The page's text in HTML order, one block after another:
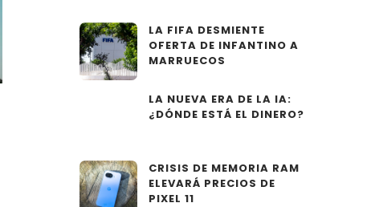
LA FIFA DESMIENTE
OFERTA DE INFANTINO A
MARRUECOS
LA NUEVA ERA DE LA IA:
¿DÓNDE ESTÁ EL DINERO?
CRISIS DE MEMORIA RAM
ELEVARÁ PRECIOS DE
PIXEL 11